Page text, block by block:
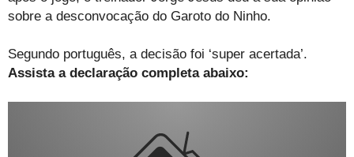
sobre a desconvocação do Garoto do Ninho.
Segundo português, a decisão foi ‘super acertada’.
Assista a declaração completa abaixo: